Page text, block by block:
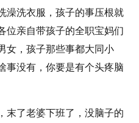
澡洗衣服，孩子的事压根就
位亲自带孩子的全职宝妈们
女，孩子那些事都大同小
事没有，你要是有个头疼脑
末了老婆下班了，没脑子的